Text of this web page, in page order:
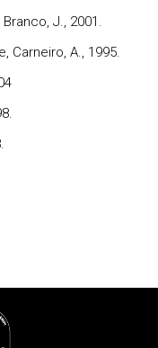
J., 2001.
Carneiro, A., 1995.